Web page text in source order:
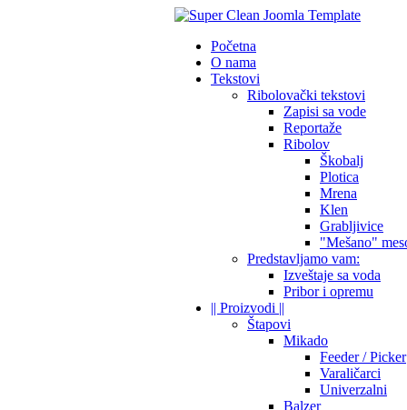
Početna
O nama
Tekstovi
Ribolovački tekstovi
Zapisi sa vode
Reportaže
Ribolov
Škobalj
Plotica
Mrena
Klen
Grabljivice
"Mešano"
Predstavljamo vam:
Izveštaje sa voda
Pribor i opremu
|| Proizvodi ||
Štapovi
Mikado
Feeder / Picker
Varaličarci
Univerzalni
Balzer